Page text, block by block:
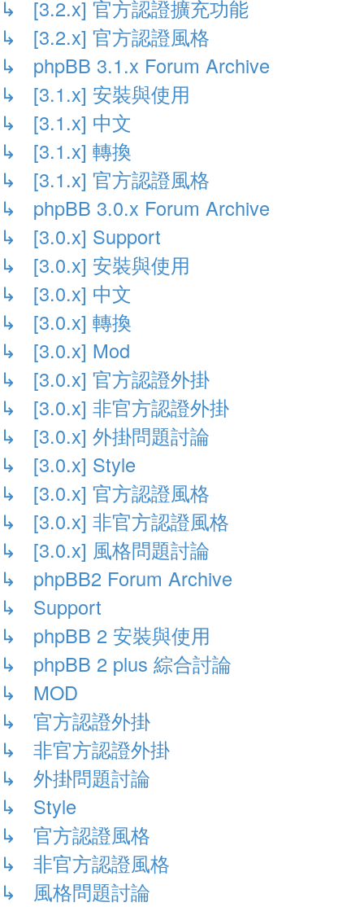
↳ [3.2.x] 官方認證擴充功能
↳ [3.2.x] 官方認證風格
↳ phpBB 3.1.x Forum Archive
↳ [3.1.x] 安裝與使用
↳ [3.1.x] 中文
↳ [3.1.x] 轉換
↳ [3.1.x] 官方認證風格
↳ phpBB 3.0.x Forum Archive
↳ [3.0.x] Support
↳ [3.0.x] 安裝與使用
↳ [3.0.x] 中文
↳ [3.0.x] 轉換
↳ [3.0.x] Mod
↳ [3.0.x] 官方認證外掛
↳ [3.0.x] 非官方認證外掛
↳ [3.0.x] 外掛問題討論
↳ [3.0.x] Style
↳ [3.0.x] 官方認證風格
↳ [3.0.x] 非官方認證風格
↳ [3.0.x] 風格問題討論
↳ phpBB2 Forum Archive
↳ Support
↳ phpBB 2 安裝與使用
↳ phpBB 2 plus 綜合討論
↳ MOD
↳ 官方認證外掛
↳ 非官方認證外掛
↳ 外掛問題討論
↳ Style
↳ 官方認證風格
↳ 非官方認證風格
↳ 風格問題討論